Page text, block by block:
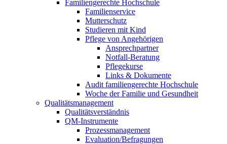
Familiengerechte Hochschule
Familienservice
Mutterschutz
Studieren mit Kind
Pflege von Angehörigen
Ansprechpartner
Notfall-Beratung
Pflegekurse
Links & Dokumente
Audit familiengerechte Hochschule
Woche der Familie und Gesundheit
Qualitätsmanagement
Qualitätsverständnis
QM-Instrumente
Prozessmanagement
Evaluation/Befragungen